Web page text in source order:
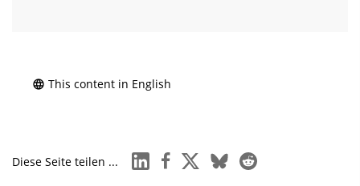
This content in English
Diese Seite teilen ... linkedinfacebook
x blueskyreddit